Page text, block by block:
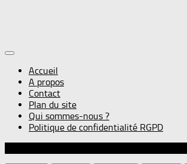
Accueil
A propos
Contact
Plan du site
Qui sommes-nous ?
Politique de confidentialité RGPD